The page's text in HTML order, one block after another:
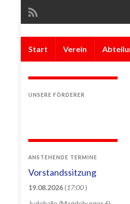
Start Verein
UNSERE FÖRDERER
ANSTEHENDE TERMINE
Vorstandssitzung
19.08.2026(17:00)